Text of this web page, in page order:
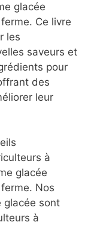
glacée
Ce livre
les
saveurs et
pour
des
leur
à
glacée
Nos
glacée sont
à